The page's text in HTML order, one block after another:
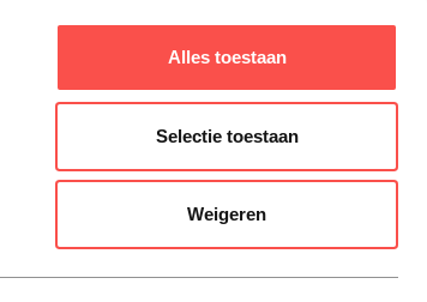
Alles toestaan
Selectie toestaan
Weigeren
4 5...42 >